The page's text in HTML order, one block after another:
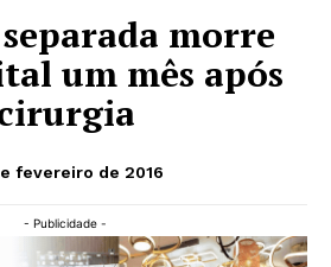
morre
um mês após
fevereiro de 2016
- Publicidade -